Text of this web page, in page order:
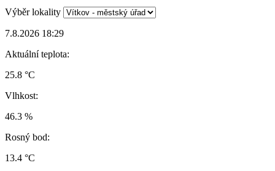
Výběr lokality
7.8.2026 18:29
Aktuální teplota:
25.8 °C
Vlhkost:
46.3 %
Rosný bod:
13.4 °C